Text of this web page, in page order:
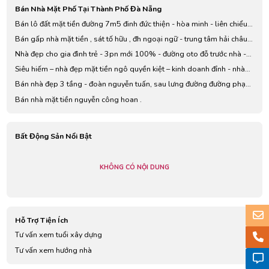
Bán Nhà Mặt Phố Tại Thành Phố Đà Nẵng
Bán lô đất mặt tiền đường 7m5 đinh đức thiện - hòa minh - liên chiểu
-đà nẵng.
Bán gấp nhà mặt tiền , sát tố hữu , đh ngoại ngữ - trung tâm hải châu -
giá chỉ 7.x tỉ
Nhà đẹp cho gia đình trẻ - 3pn mới 100% - đường oto đỗ trước nhà -
ngay tố hữu , q hải châu
Siêu hiếm – nhà đẹp mặt tiền ngô quyền kiệt – kinh doanh đỉnh - nhà
ốp gạch tường sạch đẹp.
Bán nhà đẹp 3 tầng - đoàn nguyễn tuấn, sau lưng đường đường phạm
hùng - hoà xuân, đà nẵng
Bán nhà mặt tiền nguyễn công hoan .
Bất Động Sản Nổi Bật
KHÔNG CÓ NỘI DUNG
Hỗ Trợ Tiện Ích
Tư vấn xem tuổi xây dựng
Tư vấn xem hướng nhà